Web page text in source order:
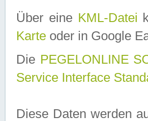
Über eine KML-Datei
Karte oder in Google
Die PEGELONLINE
Service Interface
Diese Daten werden